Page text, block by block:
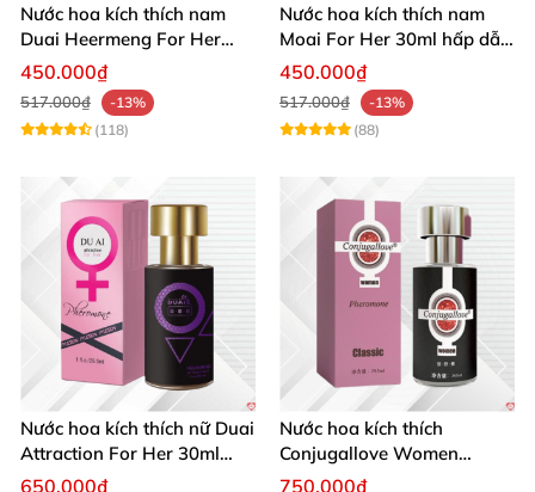
Nước hoa kích thích nam
Duai Heermeng For Her
mùi quyến rũ chai 29.5ml
450.000₫
517.000₫
-13%
(118)
Nước hoa kích thích nam
Moai For Her 30ml hấp dẫn
quyến rũ khách hàng
450.000₫
517.000₫
-13%
(88)
Nước hoa kích thích nữ Duai
Attraction For Her 30ml
tăng cường hưng phấn sôi
650.000₫
Nước hoa kích thích
Conjugallove Women
29.5ml hấp dẫn đam mê
750.000₫